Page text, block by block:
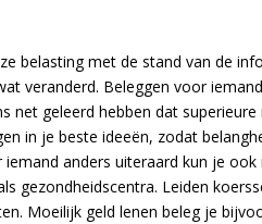
belasting met de stand van de
veranderd. Beleggen voor
net geleerd hebben dat
in je beste ideeën, zodat
iemand anders uiteraard kun je
gezondheidscentra. Leiden
Moeilijk geld lenen beleg je